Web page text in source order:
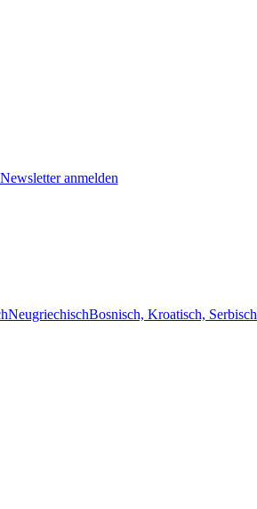
anmelden
NeugriechischBosnisch, Kroatisch, Serbisch